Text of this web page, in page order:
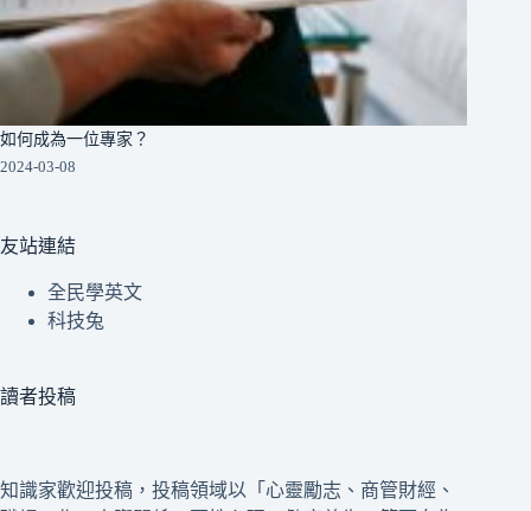
如何成為一位專家？
2024-03-08
友站連結
全民學英文
科技兔
讀者投稿
知識家歡迎投稿，投稿領域以「心靈勵志、商管財經、